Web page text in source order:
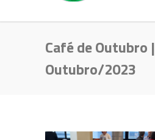
Café de Outubro |
Outubro/2023